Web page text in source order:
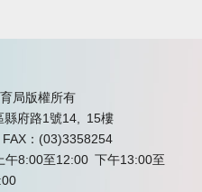
局版權所有
縣府路1號14, 15樓
FAX：(03)3358254
午8:00至12:00 下午13:00至